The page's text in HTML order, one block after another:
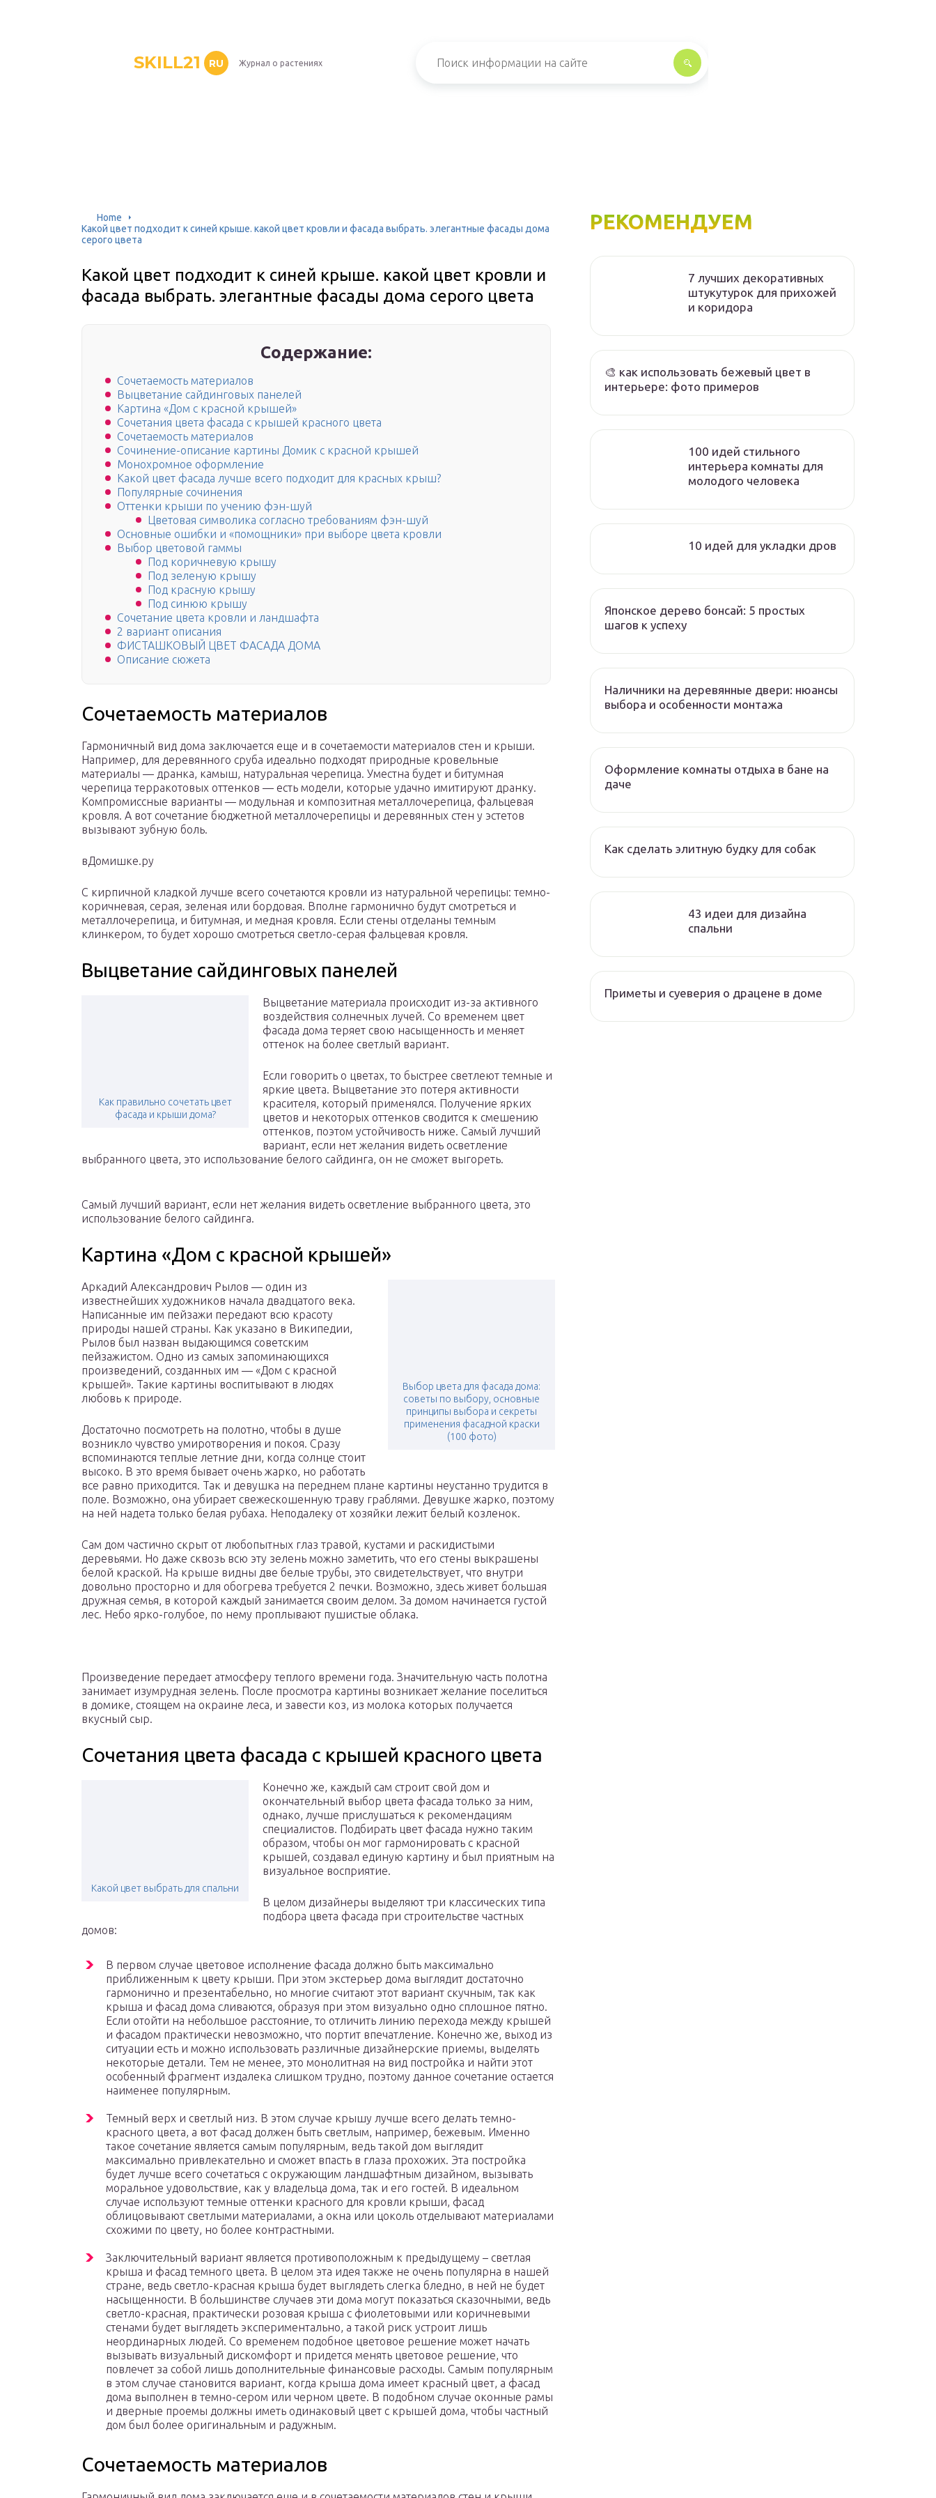
SKILL21 RU Журнал о растениях
Home
Какой цвет подходит к синей крыше. какой цвет кровли и фасада выбрать. элегантные фасады дома
серого цвета
Какой цвет подходит к синей крыше. какой цвет кровли и
фасада выбрать. элегантные фасады дома серого цвета
Содержание:
Сочетаемость материалов
Выцветание сайдинговых панелей
Картина «Дом с красной крышей»
Сочетания цвета фасада с крышей красного цвета
Сочетаемость материалов
Сочинение-описание картины Домик с красной крышей
Монохромное оформление
Какой цвет фасада лучше всего подходит для красных крыш?
Популярные сочинения
Оттенки крыши по учению фэн-шуй
Цветовая символика согласно требованиям фэн-шуй
Основные ошибки и «помощники» при выборе цвета кровли
Выбор цветовой гаммы
Под коричневую крышу
Под зеленую крышу
Под красную крышу
Под синюю крышу
Сочетание цвета кровли и ландшафта
2 вариант описания
ФИСТАШКОВЫЙ ЦВЕТ ФАСАДА ДОМА
Описание сюжета
Сочетаемость материалов
Гармоничный вид дома заключается еще и в сочетаемости материалов стен и крыши.
Например, для деревянного сруба идеально подходят природные кровельные
материалы — дранка, камыш, натуральная черепица. Уместна будет и битумная
черепица терракотовых оттенков — есть модели, которые удачно имитируют дранку.
Компромиссные варианты — модульная и композитная металлочерепица, фальцевая
кровля. А вот сочетание бюджетной металлочерепицы и деревянных стен у эстетов
вызывают зубную боль.
вДомишке.ру
С кирпичной кладкой лучше всего сочетаются кровли из натуральной черепицы: темно-
коричневая, серая, зеленая или бордовая. Вполне гармонично будут смотреться и
металлочерепица, и битумная, и медная кровля. Если стены отделаны темным
клинкером, то будет хорошо смотреться светло-серая фальцевая кровля.
Выцветание сайдинговых панелей
Как правильно сочетать цвет
фасада и крыши дома?
Выцветание материала происходит из-за активного
воздействия солнечных лучей. Со временем цвет
фасада дома теряет свою насыщенность и меняет
оттенок на более светлый вариант.
Если говорить о цветах, то быстрее светлеют темные и
яркие цвета. Выцветание это потеря активности
красителя, который применялся. Получение ярких
цветов и некоторых оттенков сводится к смешению
оттенков, поэтом устойчивость ниже. Самый лучший
вариант, если нет желания видеть осветление
выбранного цвета, это использование белого сайдинга, он не сможет выгореть.
Самый лучший вариант, если нет желания видеть осветление выбранного цвета, это
использование белого сайдинга.
Картина «Дом с красной крышей»
Выбор цвета для фасада дома:
советы по выбору, основные
принципы выбора и секреты
применения фасадной краски
(100 фото)
Аркадий Александрович Рылов — один из
известнейших художников начала двадцатого века.
Написанные им пейзажи передают всю красоту
природы нашей страны. Как указано в Википедии,
Рылов был назван выдающимся советским
пейзажистом. Одно из самых запоминающихся
произведений, созданных им — «Дом с красной
крышей». Такие картины воспитывают в людях
любовь к природе.
Достаточно посмотреть на полотно, чтобы в душе
возникло чувство умиротворения и покоя. Сразу
вспоминаются теплые летние дни, когда солнце стоит
высоко. В это время бывает очень жарко, но работать
все равно приходится. Так и девушка на переднем плане картины неустанно трудится в
поле. Возможно, она убирает свежескошенную траву граблями. Девушке жарко, поэтому
на ней надета только белая рубаха. Неподалеку от хозяйки лежит белый козленок.
Сам дом частично скрыт от любопытных глаз травой, кустами и раскидистыми
деревьями. Но даже сквозь всю эту зелень можно заметить, что его стены выкрашены
белой краской. На крыше видны две белые трубы, это свидетельствует, что внутри
довольно просторно и для обогрева требуется 2 печки. Возможно, здесь живет большая
дружная семья, в которой каждый занимается своим делом. За домом начинается густой
лес. Небо ярко-голубое, по нему проплывают пушистые облака.
Произведение передает атмосферу теплого времени года. Значительную часть полотна
занимает изумрудная зелень. После просмотра картины возникает желание поселиться
в домике, стоящем на окраине леса, и завести коз, из молока которых получается
вкусный сыр.
Сочетания цвета фасада с крышей красного цвета
Какой цвет выбрать для спальни
Конечно же, каждый сам строит свой дом и
окончательный выбор цвета фасада только за ним,
однако, лучше прислушаться к рекомендациям
специалистов. Подбирать цвет фасада нужно таким
образом, чтобы он мог гармонировать с красной
крышей, создавал единую картину и был приятным на
визуальное восприятие.
В целом дизайнеры выделяют три классических типа
подбора цвета фасада при строительстве частных
домов:
В первом случае цветовое исполнение фасада должно быть максимально
приближенным к цвету крыши. При этом экстерьер дома выглядит достаточно
гармонично и презентабельно, но многие считают этот вариант скучным, так как
крыша и фасад дома сливаются, образуя при этом визуально одно сплошное пятно.
Если отойти на небольшое расстояние, то отличить линию перехода между крышей
и фасадом практически невозможно, что портит впечатление. Конечно же, выход из
ситуации есть и можно использовать различные дизайнерские приемы, выделять
некоторые детали. Тем не менее, это монолитная на вид постройка и найти этот
особенный фрагмент издалека слишком трудно, поэтому данное сочетание остается
наименее популярным.
Темный верх и светлый низ. В этом случае крышу лучше всего делать темно-
красного цвета, а вот фасад должен быть светлым, например, бежевым. Именно
такое сочетание является самым популярным, ведь такой дом выглядит
максимально привлекательно и сможет впасть в глаза прохожих. Эта постройка
будет лучше всего сочетаться с окружающим ландшафтным дизайном, вызывать
моральное удовольствие, как у владельца дома, так и его гостей. В идеальном
случае используют темные оттенки красного для кровли крыши, фасад
облицовывают светлыми материалами, а окна или цоколь отделывают материалами
схожими по цвету, но более контрастными.
Заключительный вариант является противоположным к предыдущему – светлая
крыша и фасад темного цвета. В целом эта идея также не очень популярна в нашей
стране, ведь светло-красная крыша будет выглядеть слегка бледно, в ней не будет
насыщенности. В большинстве случаев эти дома могут показаться сказочными, ведь
светло-красная, практически розовая крыша с фиолетовыми или коричневыми
стенами будет выглядеть экспериментально, а такой риск устроит лишь
неординарных людей. Со временем подобное цветовое решение может начать
вызывать визуальный дискомфорт и придется менять цветовое решение, что
повлечет за собой лишь дополнительные финансовые расходы. Самым популярным
в этом случае становится вариант, когда крыша дома имеет красный цвет, а фасад
дома выполнен в темно-сером или черном цвете. В подобном случае оконные рамы
и дверные проемы должны иметь одинаковый цвет с крышей дома, чтобы частный
дом был более оригинальным и радужным.
Сочетаемость материалов
РЕКОМЕНДУЕМ
7 лучших декоративных
штукутурок для прихожей
и коридора
🎨 как использовать бежевый цвет в
интерьере: фото примеров
100 идей стильного
интерьера комнаты для
молодого человека
10 идей для укладки дров
Японское дерево бонсай: 5 простых
шагов к успеху
Наличники на деревянные двери: нюансы
выбора и особенности монтажа
Оформление комнаты отдыха в бане на
даче
Как сделать элитную будку для собак
43 идеи для дизайна
спальни
Приметы и суеверия о драцене в доме